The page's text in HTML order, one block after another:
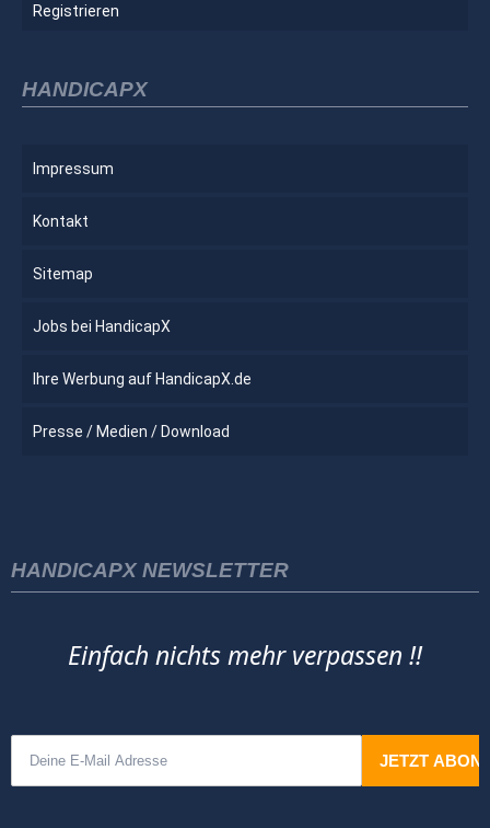
Registrieren
HANDICAPX
Impressum
Kontakt
Sitemap
Jobs bei HandicapX
Ihre Werbung auf HandicapX.de
Presse / Medien / Download
HANDICAPX NEWSLETTER
Einfach nichts mehr verpassen !!